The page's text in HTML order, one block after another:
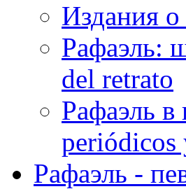
Издания
Рафаэль:
del retrato
Рафаэль в
periódicos
Рафаэль -